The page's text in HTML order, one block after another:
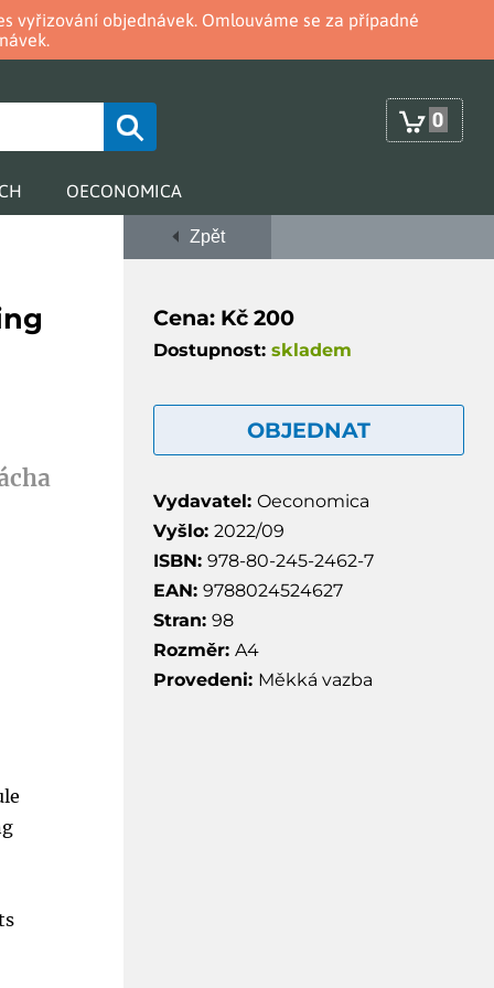
vyřizování objednávek. Omlouváme se za případné
0
OECONOMICA
Zpět
Cena: Kč 200
Dostupnost: skladem
OBJEDNAT
Vydavatel: Oeconomica
Vyšlo: 2022/09
ISBN: 978-80-245-2462-7
EAN: 9788024524627
Stran: 98
Rozměr: A4
Provedeni: Měkká vazba